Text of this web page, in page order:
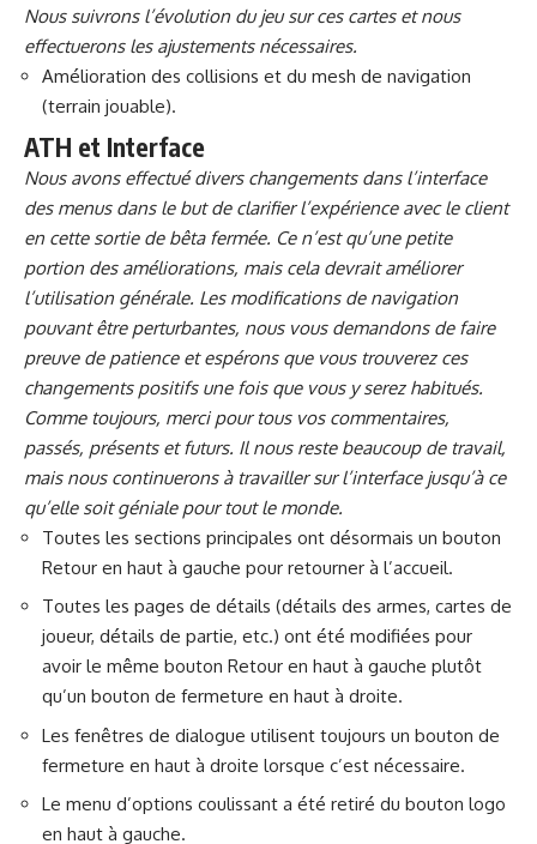
Nous suivrons l’évolution du jeu sur ces cartes et nous
effectuerons les ajustements nécessaires.
Amélioration des collisions et du mesh de navigation
(terrain jouable).
ATH et Interface
Nous avons effectué divers changements dans l’interface
des menus dans le but de clarifier l’expérience avec le client
en cette sortie de bêta fermée. Ce n’est qu’une petite
portion des améliorations, mais cela devrait améliorer
l’utilisation générale. Les modifications de navigation
pouvant être perturbantes, nous vous demandons de faire
preuve de patience et espérons que vous trouverez ces
changements positifs une fois que vous y serez habitués.
Comme toujours, merci pour tous vos commentaires,
passés, présents et futurs. Il nous reste beaucoup de travail,
mais nous continuerons à travailler sur l’interface jusqu’à ce
qu’elle soit géniale pour tout le monde.
Toutes les sections principales ont désormais un bouton
Retour en haut à gauche pour retourner à l’accueil.
Toutes les pages de détails (détails des armes, cartes de
joueur, détails de partie, etc.) ont été modifiées pour
avoir le même bouton Retour en haut à gauche plutôt
qu’un bouton de fermeture en haut à droite.
Les fenêtres de dialogue utilisent toujours un bouton de
fermeture en haut à droite lorsque c’est nécessaire.
Le menu d’options coulissant a été retiré du bouton logo
en haut à gauche.